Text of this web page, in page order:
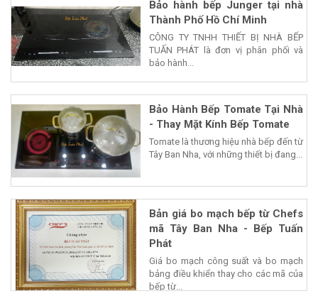
Bảo hành bếp Junger tại nhà
Thành Phố Hồ Chí Minh
CÔNG TY TNHH THIẾT BỊ NHÀ BẾP
TUẤN PHÁT là đơn vị phân phối và
bảo hành...
Bảo Hành Bếp Tomate Tại Nhà
- Thay Mặt Kính Bếp Tomate
Tomate là thương hiệu nhà bếp đến từ
Tây Ban Nha, với những thiết bị đang...
Bản giá bo mạch bếp từ Chefs
mã Tây Ban Nha - Bếp Tuấn
Phát
Giá bo mạch công suất và bo mạch
bảng điều khiển thay cho các mã của
bếp từ...